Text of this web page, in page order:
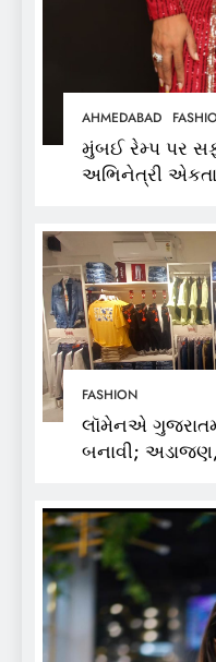
AHMEDABAD
મુંબઈ રેમ્પ પર
અભિનેત્રી
FASHION
લૉમેનએ
બનાવી;